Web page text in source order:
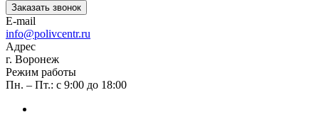
Заказать звонок
E-mail
info@polivcentr.ru
Адрес
г. Воронеж
Режим работы
Пн. – Пт.: с 9:00 до 18:00